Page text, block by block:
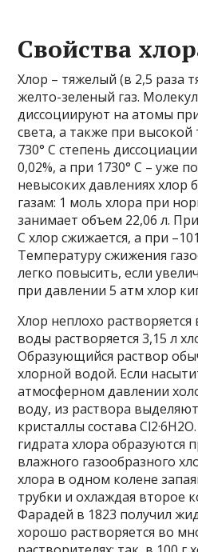
Свойства
Хлор – тяжелый (в 2,5 раза
желто-зеленый газ.
диссоциируют на атомы
света, а также при
730° С степень
0,02%, а при 1730° С – уже
невысоких давлениях хлор
газам: 1 моль хлора при
занимает объем 22,06 л.
С хлор сжижается, а при
Температуру сжижения
легко повысить, если
при давлении 5 атм хлор
Хлор неплохо растворяется
воды растворяется 3,15 л
Образующийся раствор
хлорной водой. Если
атмосферном давлении
воду, из раствора
кристаллы состава
гидрата хлора образуются
влажного газообразного
хлора в одном колене
трубки и охлаждая второе
Фарадей в 1823 получил
хорошо растворяется во